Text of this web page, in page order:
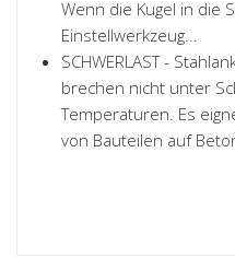
Wenn die Kugel in die
Einstellwerkzeug...
SCHWERLAST -
brechen nicht unter
Temperaturen. Es
von Bauteilen auf